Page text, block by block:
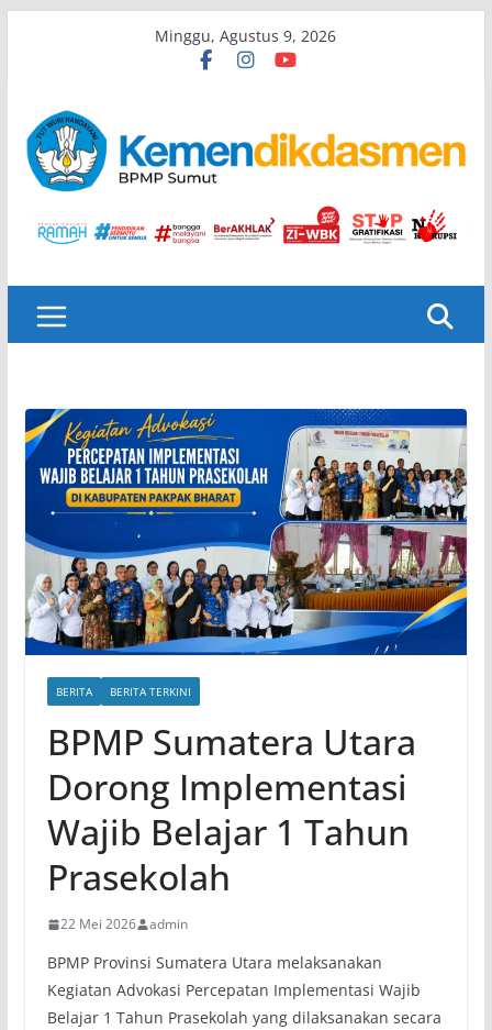
Minggu, Agustus 9, 2026
BERITA BERITA TERKINI
BPMP Sumatera Utara
Dorong Implementasi
Wajib Belajar 1 Tahun
Prasekolah
22 Mei 2026 admin
BPMP Provinsi Sumatera Utara melaksanakan
Kegiatan Advokasi Percepatan Implementasi Wajib
Belajar 1 Tahun Prasekolah yang dilaksanakan secara